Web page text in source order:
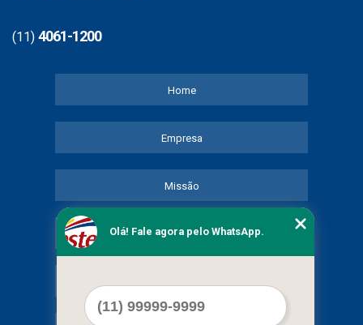
(11) 4061-1200
Home
Empresa
Missão
Serviços
Olá! Fale agora pelo WhatsApp.